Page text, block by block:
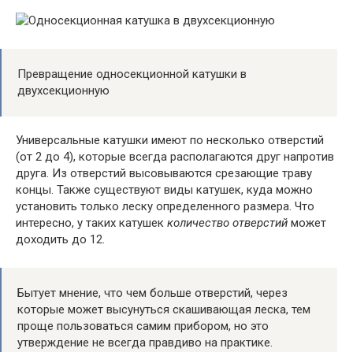
Превращение односекционной катушки в
двухсекционную
Универсальные катушки имеют по несколько отверстий
(от 2 до 4), которые всегда располагаются друг напротив
друга. Из отверстий высовываются срезающие траву
концы. Также существуют виды катушек, куда можно
установить только леску определенного размера. Что
интересно, у таких катушек количество отверстий может
доходить до 12.
Бытует мнение, что чем больше отверстий, через
которые может высунуться скашивающая леска, тем
проще пользоваться самим прибором, но это
утверждение не всегда правдиво на практике.